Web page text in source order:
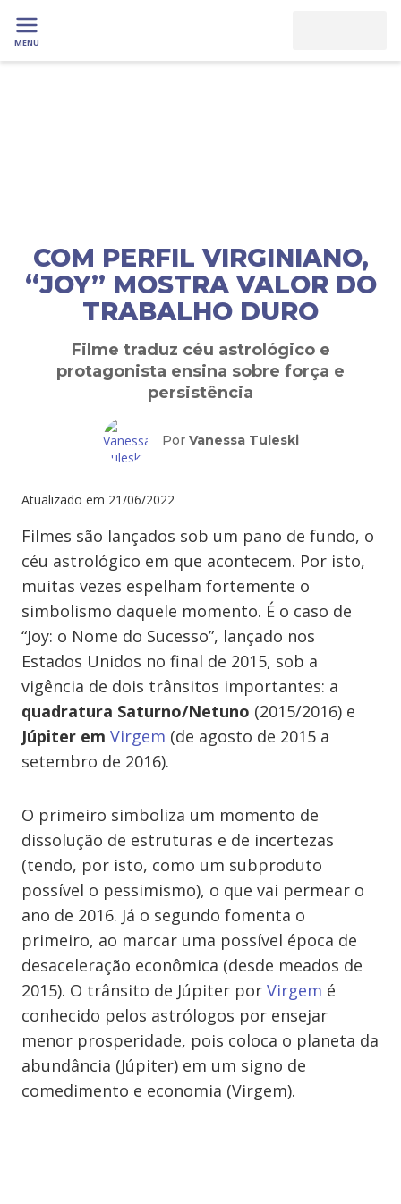
MENU
COM PERFIL VIRGINIANO,
“JOY” MOSTRA VALOR DO
TRABALHO DURO
Filme traduz céu astrológico e
protagonista ensina sobre força e
persistência
Por Vanessa Tuleski
Atualizado em 21/06/2022
Filmes são lançados sob um pano de fundo, o
céu astrológico em que acontecem. Por isto,
muitas vezes espelham fortemente o
simbolismo daquele momento. É o caso de
“Joy: o Nome do Sucesso”, lançado nos
Estados Unidos no final de 2015, sob a
vigência de dois trânsitos importantes: a
quadratura Saturno/Netuno (2015/2016) e
Júpiter em Virgem (de agosto de 2015 a
setembro de 2016).
O primeiro simboliza um momento de
dissolução de estruturas e de incertezas
(tendo, por isto, como um subproduto
possível o pessimismo), o que vai permear o
ano de 2016. Já o segundo fomenta o
primeiro, ao marcar uma possível época de
desaceleração econômica (desde meados de
2015). O trânsito de Júpiter por Virgem é
conhecido pelos astrólogos por ensejar
menor prosperidade, pois coloca o planeta da
abundância (Júpiter) em um signo de
comedimento e economia (Virgem).